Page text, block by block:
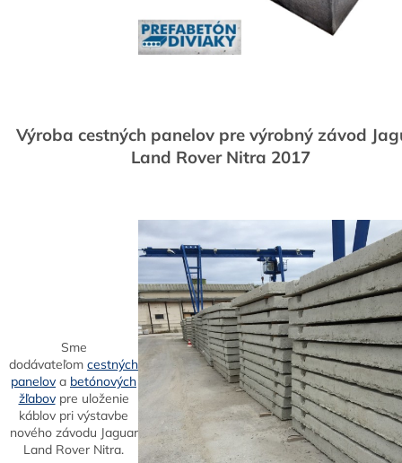
Výroba cestných panelov pre výrobný závod
Land Rover Nitra 2017
Sme
dodávateľom cestných
panelov a betónových
žľabovpre uloženie
káblov pri výstavbe
nového závodu Jaguar
Land Rover Nitra.